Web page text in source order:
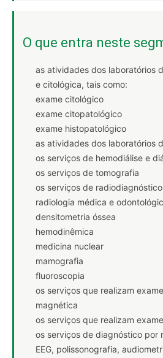
O que entra neste
as atividades dos laboratórios
e citológica, tais como:
exame citológico
exame citopatológico
exame histopatológico
as atividades dos laboratórios
os serviços de hemodiálise e
os serviços de tomografia
os serviços de
radiologia médica e
densitometria óssea
hemodinêmica
medicina nuclear
mamografia
fluoroscopia
os serviços que realizam
magnética
os serviços que realizam
os serviços de diagnóstico por
EEG, polissonografia,